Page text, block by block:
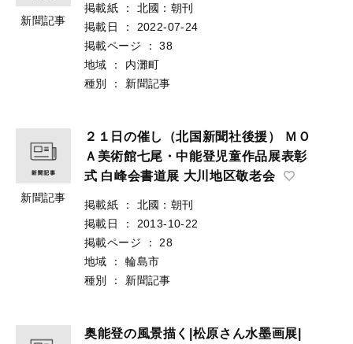
新聞記事
掲載紙 ：
北國：朝刊
掲載日
：
2022-07-24
掲載ページ
：
38
地域
：
内灘町
種別
： 新聞記事
新聞記事
２１日の催し（北国新聞社後援） ＭＯ
Ａ美術館七尾・中能登児童作品展表彰
式 白峰会書道展 大川地区敬老会
掲載紙 ：
北國：朝刊
掲載日
：
2013-10-22
掲載ページ
：
28
地域
：
輪島市
種別
： 新聞記事
奥能登の風景描く|松原さん水墨画展|